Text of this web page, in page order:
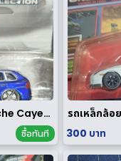
รถเหล็กล้อยาง Porsche Cayenne Turbo 1/64
ซื้อทันที
300 บาท